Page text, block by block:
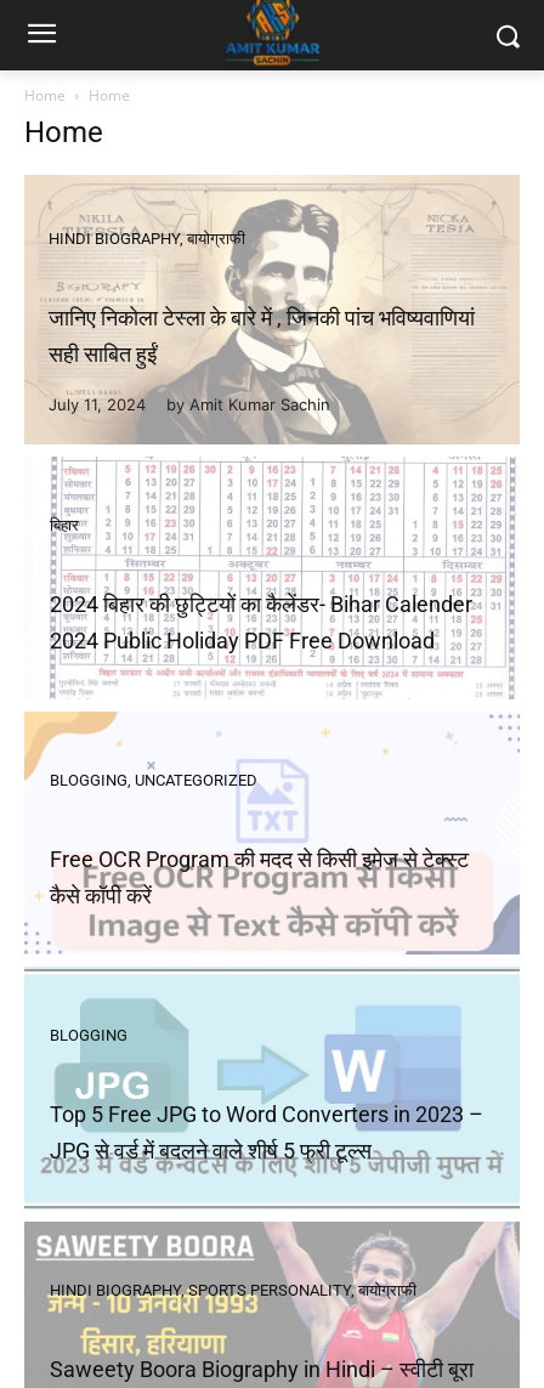
Home Home
Home
HINDI BIOGRAPHY,बायोग्राफी
जानिए निकोला टेस्ला के बारे में , जिनकी पांच भविष्यवाणियां
सही साबित हुईं
July 11, 2024 by Amit Kumar Sachin
बिहार
2024 बिहार की छुट्टियों का कैलेंडर- Bihar Calender
2024 Public Holiday PDF Free Download
BLOGGING, UNCATEGORIZED
Free OCR Program की मदद से किसी इमेज से टेक्स्ट
कैसे कॉपी करें
BLOGGING
Top 5 Free JPG to Word Converters in 2023 –
JPG से वर्ड में बदलने वाले शीर्ष 5 फ्री टूल्स
HINDI BIOGRAPHY,SPORTS PERSONALITY,बायोग्राफी
Saweety Boora Biography in Hindi – स्वीटी बूरा